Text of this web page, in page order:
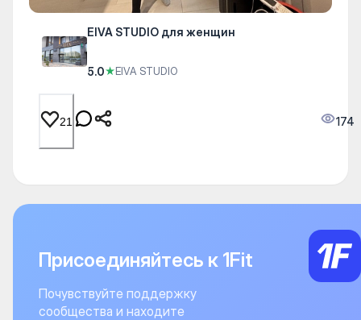
EIVA STUDIO для женщин
5.0★EIVA STUDIO
21 174
Присоединяйтесь к 1Fit
Почувствуйте поддержку
сообщества и находите